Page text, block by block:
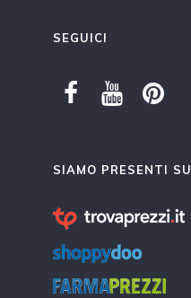
SEGUICI
SIAMO PRESENTI SU